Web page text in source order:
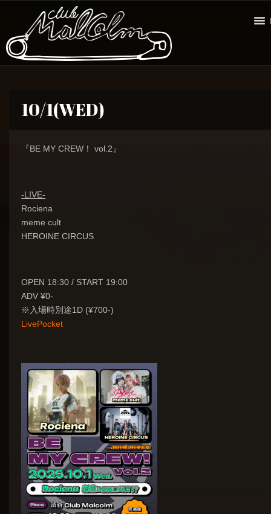
10/1(WED)
『BE MY CREW！ vol.2』
-LIVE-
Rociena
meme cult
HEROINE CIRCUS
OPEN 18:30 / START 19:00
ADV ¥0-
※入場時別途1D (¥700-)
LivePocket